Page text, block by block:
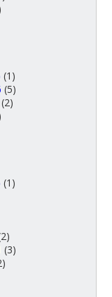
(1)
(5)
(2)
(1)
(3)